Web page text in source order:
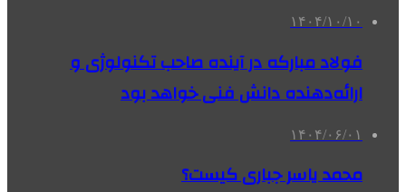
۱۴۰۴/۱۰/۱۰
فولاد مبارکه در آینده صاحب تکنولوژی و
ارائه‌دهنده دانش فنی خواهد بود
۱۴۰۴/۰۶/۰۱
محمد یاسر جباری کیست؟